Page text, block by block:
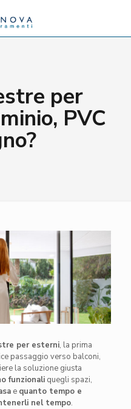
per
PVC
per esterni, la prima
passaggio verso balconi,
la soluzione giusta
funzionaliquegli spazi,
e quanto tempo e
nel tempo.